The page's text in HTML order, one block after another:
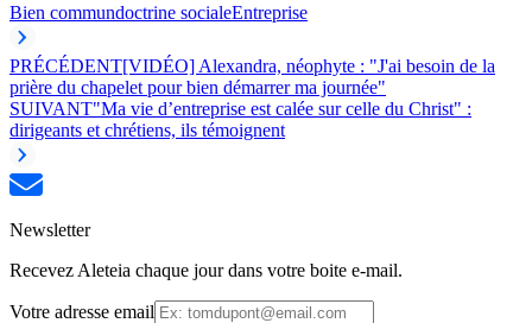
Bien commundoctrine socialeEntreprise
PRÉCÉDENT[VIDÉO] Alexandra, néophyte : "J'ai besoin de la
prière du chapelet pour bien démarrer ma journée"
SUIVANT"Ma vie d’entreprise est calée sur celle du Christ" :
dirigeants et chrétiens, ils témoignent
Newsletter
Recevez Aleteia chaque jour dans votre boite e-mail.
Votre adresse email